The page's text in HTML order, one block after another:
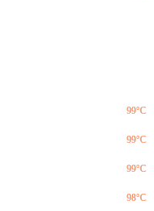
99°C
99°C
99°C
98°C